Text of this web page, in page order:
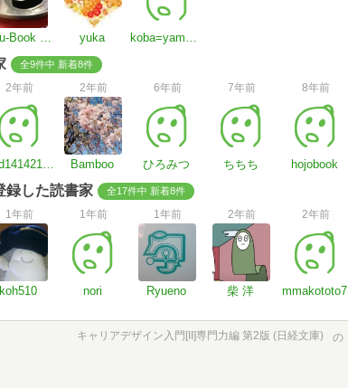
Riku-Book Meter yuka koba=yamyam
全9件中 新着8件
2年前
msd141421356
2年前
Bamboo
6年前
ひろみつ
7年前
ちちち
8年前
hojobook
録した読書家 全17件中 新着8件
1年前
koh510
1年前
nori
1年前
Ryueno
2年前
柴 洋
2年前
mmakototo7
キャリアデザイン入門[II]専門力編 第2版 (日経文庫) の